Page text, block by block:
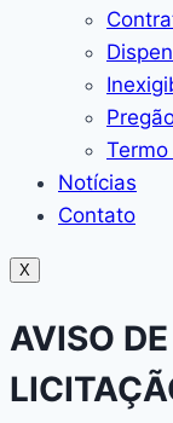
Notícias
Contato
X
AVISO